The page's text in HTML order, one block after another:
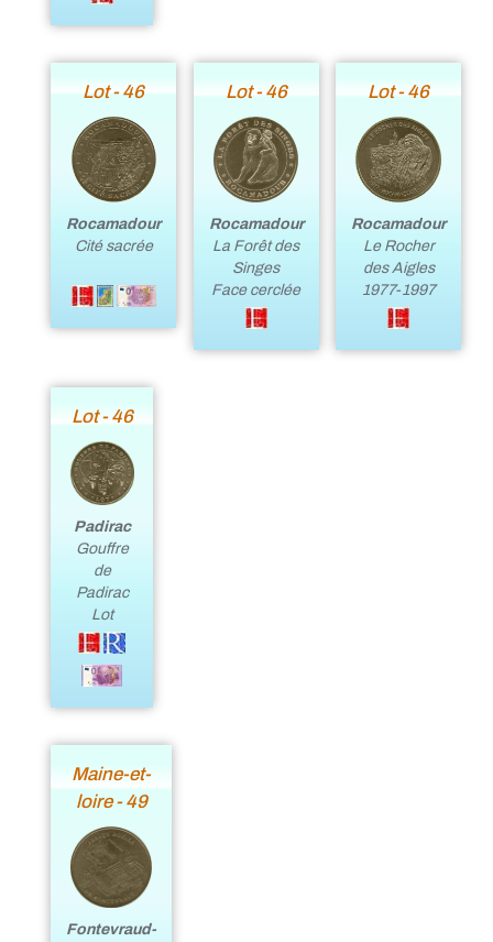
Lot - 46
Rocamadour
Cité sacrée
Lot - 46
Rocamadour
La Forêt des
Singes
Face cerclée
Lot - 46
Rocamadour
Le Rocher
des Aigles
1977-1997
Lot - 46
Padirac
Gouffre
de
Padirac
Lot
Maine-et-
loire - 49
Fontevraud-